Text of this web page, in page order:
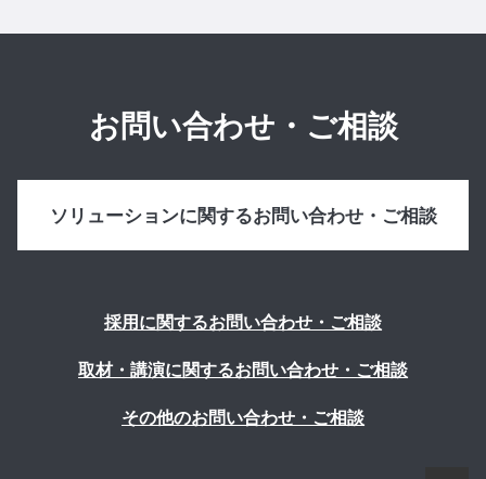
お問い合わせ・ご相談
ソリューションに関するお問い合わせ・ご相談
採用に関するお問い合わせ・ご相談
取材・講演に関するお問い合わせ・ご相談
その他のお問い合わせ・ご相談